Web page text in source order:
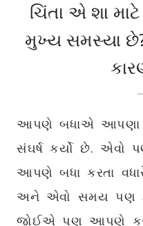
ચિંતા એ શા માટે
મુખ્ય સમસ્યા
આપણે બધાએ આપણા
સંઘર્ષ કર્યો છે.
આપણે બધા કરતા
અને એવો સમય પણ
જોઈએ પણ આપણે